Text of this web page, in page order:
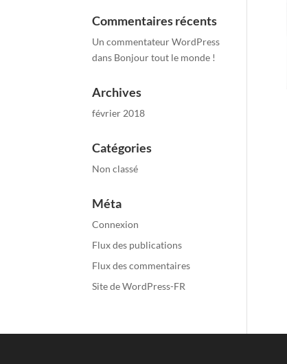
Commentaires récents
Un commentateur WordPress
dans Bonjour tout le monde !
Archives
février 2018
Catégories
Non classé
Méta
Connexion
Flux des publications
Flux des commentaires
Site de WordPress-FR